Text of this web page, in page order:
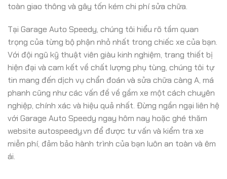
toàn giao thông và gây tốn kém chi phí sửa chữa.
Tại Garage Auto Speedy, chúng tôi hiểu rõ tầm quan
trọng của từng bộ phận nhỏ nhất trong chiếc xe của bạn.
Với đội ngũ kỹ thuật viên giàu kinh nghiệm, trang thiết bị
hiện đại và cam kết về chất lượng phụ tùng, chúng tôi tự
tin mang đến dịch vụ chẩn đoán và sửa chữa càng A, má
phanh cũng như các vấn đề về gầm xe một cách chuyên
nghiệp, chính xác và hiệu quả nhất. Đừng ngần ngại liên hệ
với Garage Auto Speedy ngay hôm nay hoặc ghé thăm
website autospeedy.vn để được tư vấn và kiểm tra xe
miễn phí, đảm bảo hành trình của bạn luôn an toàn và êm
ái.